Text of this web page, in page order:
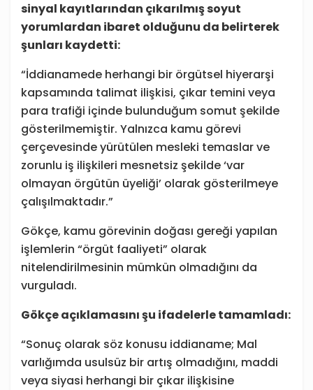
sinyal kayıtlarından çıkarılmış soyut
yorumlardan ibaret olduğunu da belirterek
şunları kaydetti:
“İddianamede herhangi bir örgütsel hiyerarşi
kapsamında talimat ilişkisi, çıkar temini veya
para trafiği içinde bulunduğum somut şekilde
gösterilmemiştir. Yalnızca kamu görevi
çerçevesinde yürütülen mesleki temaslar ve
zorunlu iş ilişkileri mesnetsiz şekilde ‘var
olmayan örgütün üyeliği’ olarak gösterilmeye
çalışılmaktadır.”
Gökçe, kamu görevinin doğası gereği yapılan
işlemlerin “örgüt faaliyeti” olarak
nitelendirilmesinin mümkün olmadığını da
vurguladı.
Gökçe açıklamasını şu ifadelerle tamamladı:
“Sonuç olarak söz konusu iddianame; Mal
varlığımda usulsüz bir artış olmadığını, maddi
veya siyasi herhangi bir çıkar ilişkisine